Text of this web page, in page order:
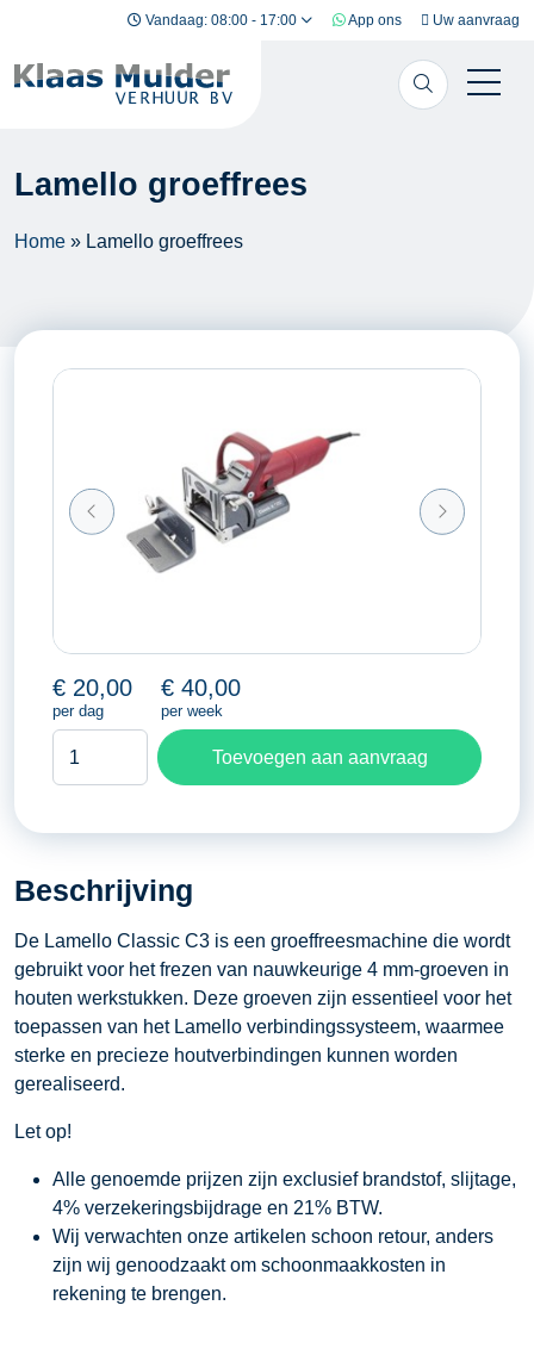
Ga naar inhoud Vandaag: 08:00 - 17:00 App ons Uw aanvraag
Lamello groeffrees
Home » Lamello groeffrees
€ 20,00
per dag
€ 40,00
per week
Toevoegen aan aanvraag
Beschrijving
​De Lamello Classic C3 is een groeffreesmachine die wordt
gebruikt voor het frezen van nauwkeurige 4 mm-groeven in
houten werkstukken. Deze groeven zijn essentieel voor het
toepassen van het Lamello verbindingssysteem, waarmee
sterke en precieze houtverbindingen kunnen worden
gerealiseerd.
Let op!
Alle genoemde prijzen zijn exclusief brandstof, slijtage,
4% verzekeringsbijdrage en 21% BTW.
Wij verwachten onze artikelen schoon retour, anders
zijn wij genoodzaakt om schoonmaakkosten in
rekening te brengen.